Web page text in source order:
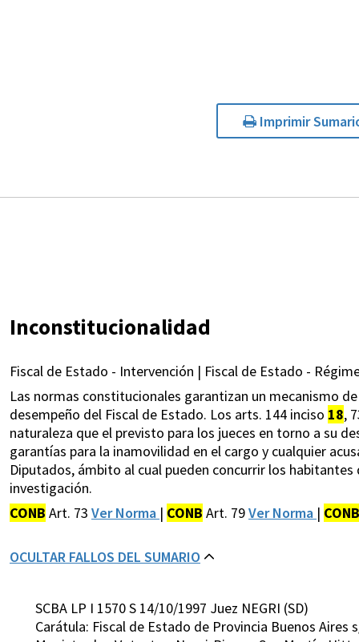
Imprimir
Inconstitucionalidad
Fiscal de Estado - Intervención | Fiscal de Estado -
Las normas constitucionales garantizan un mecanismo
desempeño del Fiscal de Estado. Los arts. 144 inciso 18,
naturaleza que el previsto para los jueces en torno a su
garantías para la inamovilidad en el cargo y cualquier
Diputados, ámbito al cual pueden concurrir los
investigación.
CONB Art. 73 Ver Norma | CONB Art. 79Ver Norma | CONB
OCULTAR FALLOS DEL SUMARIO
SCBA LP I 1570 S 14/10/1997 Juez NEGRI (SD)
Carátula: Fiscal de Estado de Provincia Buenos